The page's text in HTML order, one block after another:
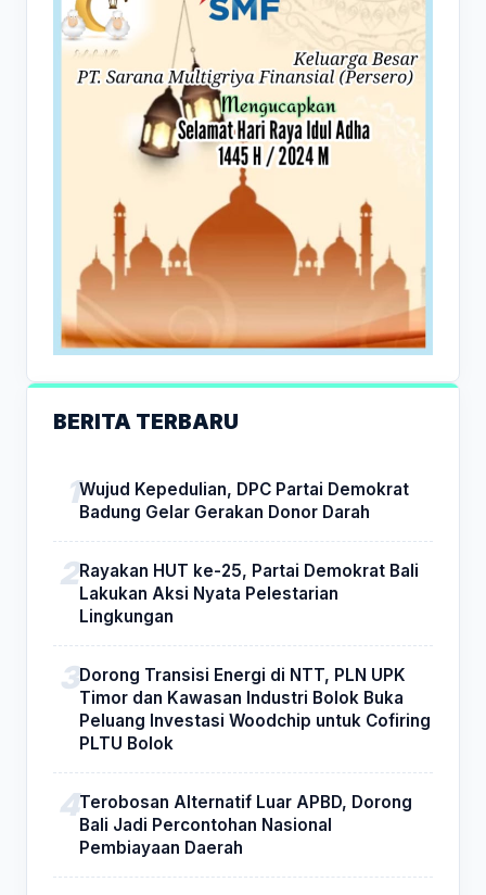
BERITA TERBARU
Wujud Kepedulian, DPC Partai Demokrat
Badung Gelar Gerakan Donor Darah
Rayakan HUT ke-25, Partai Demokrat Bali
Lakukan Aksi Nyata Pelestarian
Lingkungan
Dorong Transisi Energi di NTT, PLN UPK
Timor dan Kawasan Industri Bolok Buka
Peluang Investasi Woodchip untuk Cofiring
PLTU Bolok
Terobosan Alternatif Luar APBD, Dorong
Bali Jadi Percontohan Nasional
Pembiayaan Daerah